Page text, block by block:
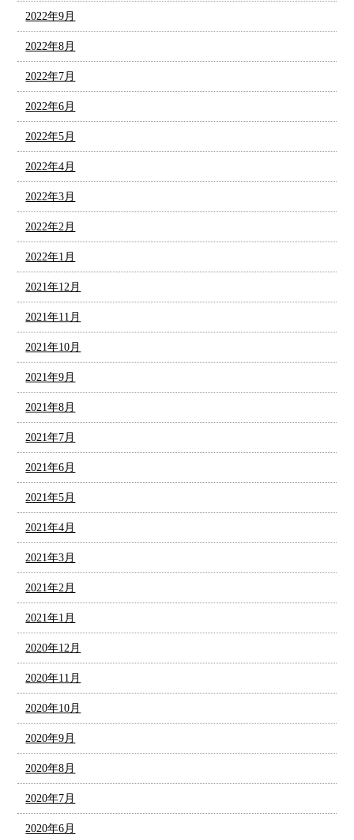
2022年9月
2022年8月
2022年7月
2022年6月
2022年5月
2022年4月
2022年3月
2022年2月
2022年1月
2021年12月
2021年11月
2021年10月
2021年9月
2021年8月
2021年7月
2021年6月
2021年5月
2021年4月
2021年3月
2021年2月
2021年1月
2020年12月
2020年11月
2020年10月
2020年9月
2020年8月
2020年7月
2020年6月